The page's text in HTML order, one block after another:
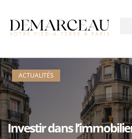
ACTUALITÉS
Investir dans